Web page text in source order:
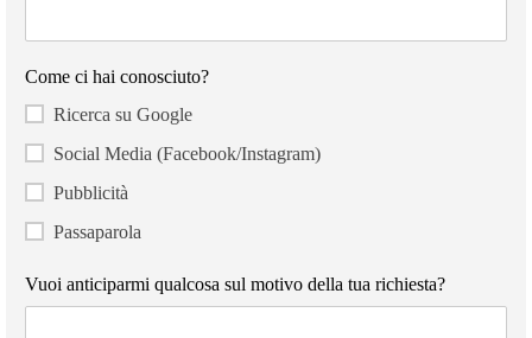
Come ci hai conosciuto?
Ricerca su Google
Social Media (Facebook/Instagram)
Pubblicità
Passaparola
Vuoi anticiparmi qualcosa sul motivo della tua richiesta?